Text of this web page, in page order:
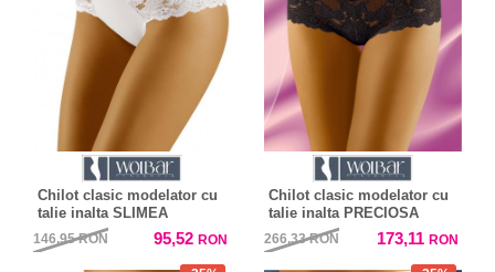
Chilot clasic modelator cu
talie inalta SLIMEA
146,95RON 95,52 RON
Chilot clasic modelator cu
talie inalta PRECIOSA
266,33RON 173,11 RON